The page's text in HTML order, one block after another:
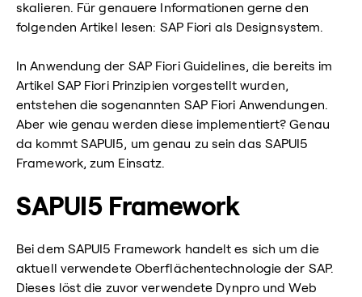
skalieren. Für genauere Informationen gerne den
folgenden Artikel lesen: SAP Fiori als Designsystem.
In Anwendung der SAP Fiori Guidelines, die bereits im
Artikel SAP Fiori Prinzipien vorgestellt wurden,
entstehen die sogenannten SAP Fiori Anwendungen.
Aber wie genau werden diese implementiert? Genau
da kommt SAPUI5, um genau zu sein das SAPUI5
Framework, zum Einsatz.
SAPUI5 Framework
Bei dem SAPUI5 Framework handelt es sich um die
aktuell verwendete Oberflächentechnologie der SAP.
Dieses löst die zuvor verwendete Dynpro und Web